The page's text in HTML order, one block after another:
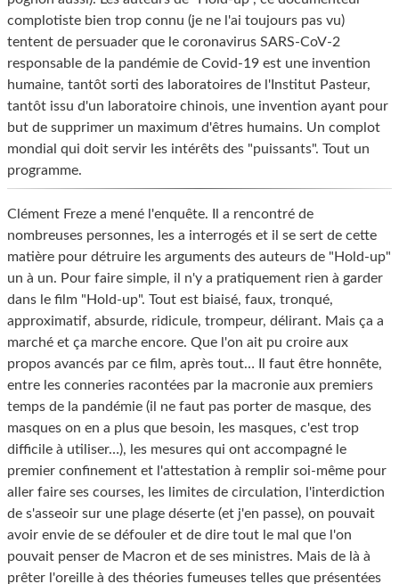
complotiste bien trop connu (je ne l'ai toujours pas vu)
tentent de persuader que le coronavirus SARS-CoV-2
responsable de la pandémie de Covid-19 est une invention
humaine, tantôt sorti des laboratoires de l'Institut Pasteur,
tantôt issu d'un laboratoire chinois, une invention ayant pour
but de supprimer un maximum d'êtres humains. Un complot
mondial qui doit servir les intérêts des "puissants". Tout un
programme.
Clément Freze a mené l'enquête. Il a rencontré de
nombreuses personnes, les a interrogés et il se sert de cette
matière pour détruire les arguments des auteurs de "Hold-up"
un à un. Pour faire simple, il n'y a pratiquement rien à garder
dans le film "Hold-up". Tout est biaisé, faux, tronqué,
approximatif, absurde, ridicule, trompeur, délirant. Mais ça a
marché et ça marche encore. Que l'on ait pu croire aux
propos avancés par ce film, après tout… Il faut être honnête,
entre les conneries racontées par la macronie aux premiers
temps de la pandémie (il ne faut pas porter de masque, des
masques on en a plus que besoin, les masques, c'est trop
difficile à utiliser…), les mesures qui ont accompagné le
premier confinement et l'attestation à remplir soi-même pour
aller faire ses courses, les limites de circulation, l'interdiction
de s'asseoir sur une plage déserte (et j'en passe), on pouvait
avoir envie de se défouler et de dire tout le mal que l'on
pouvait penser de Macron et de ses ministres. Mais de là à
prêter l'oreille à des théories fumeuses telles que présentées